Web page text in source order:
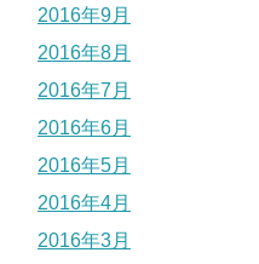
2016年9月
2016年8月
2016年7月
2016年6月
2016年5月
2016年4月
2016年3月